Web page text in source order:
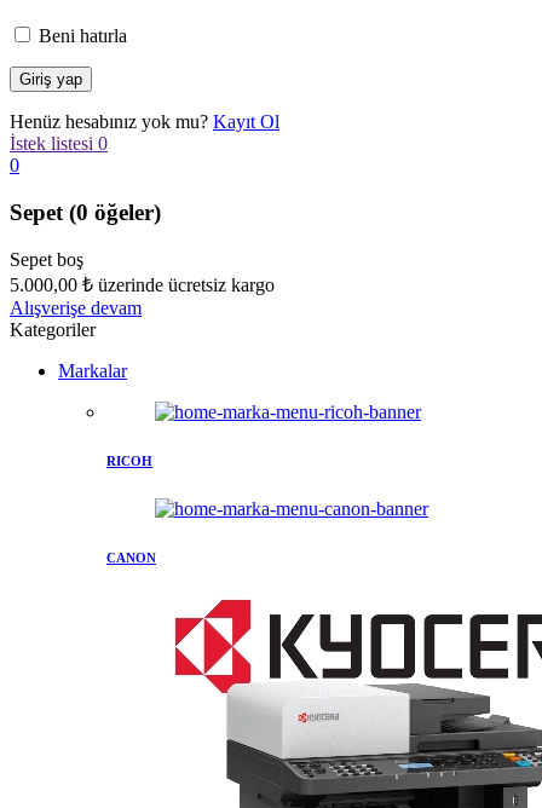
Beni hatırla
Henüz hesabınız yok mu? Kayıt Ol
İstek listesi 0
0
Sepet (0 öğeler)
Sepet boş
5.000,00 ₺ üzerinde ücretsiz kargo
Alışverişe devam
Kategoriler
Markalar
RICOH
CANON